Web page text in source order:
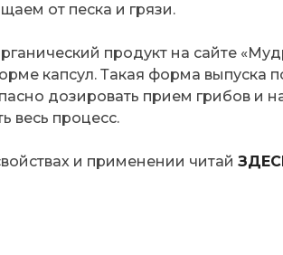
от песка и грязи.
продукт на сайте
капсул. Такая форма выпуска
дозировать прием грибов и
весь процесс.
и применении читай